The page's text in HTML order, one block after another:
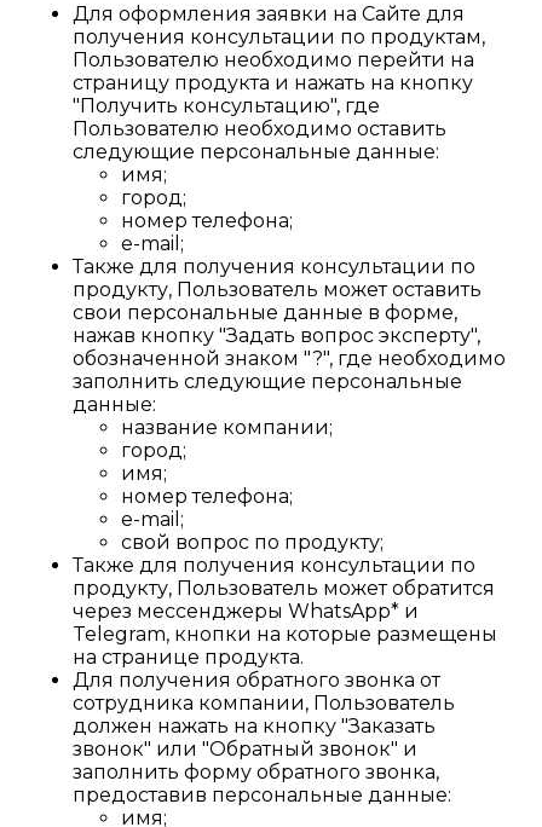
Для оформления заявки на Сайте для
получения консультации по продуктам,
Пользователю необходимо перейти на
страницу продукта и нажать на кнопку
"Получить консультацию", где
Пользователю необходимо оставить
следующие персональные данные:
имя;
город;
номер телефона;
e-mail;
Также для получения консультации по
продукту, Пользователь может оставить
свои персональные данные в форме,
нажав кнопку "Задать вопрос эксперту",
обозначенной знаком "?", где необходимо
заполнить следующие персональные
данные:
название компании;
город;
имя;
номер телефона;
e-mail;
свой вопрос по продукту;
Также для получения консультации по
продукту, Пользователь может обратится
через мессенджеры WhatsApp* и
Telegram, кнопки на которые размещены
на странице продукта.
Для получения обратного звонка от
сотрудника компании, Пользователь
должен нажать на кнопку "Заказать
звонок" или "Обратный звонок" и
заполнить форму обратного звонка,
предоставив персональные данные:
имя;